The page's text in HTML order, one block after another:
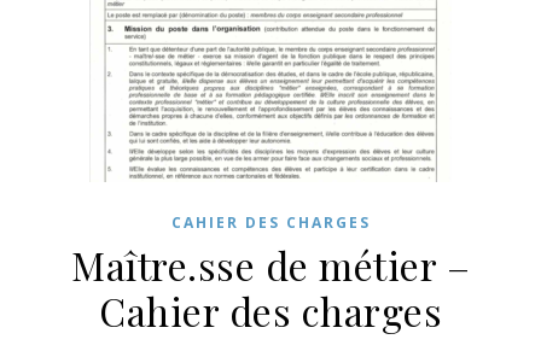
CAHIER DES CHARGES
Maître.sse de métier –
Cahier des charges